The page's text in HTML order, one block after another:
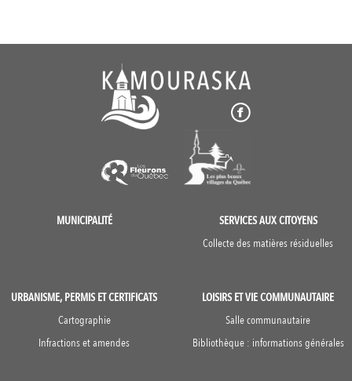
MUNICIPALITÉ
SERVICES AUX CITOYENS
Collecte des matières résiduelles
URBANISME, PERMIS ET CERTIFICATS
Cartographie
Infractions et amendes
LOISIRS ET VIE COMMUNAUTAIRE
Salle communautaire
Bibliothèque : informations générales